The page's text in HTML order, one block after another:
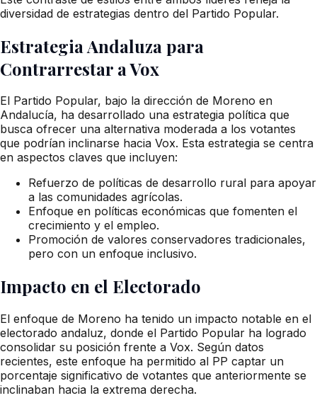
diversidad de estrategias dentro del Partido Popular.
Estrategia Andaluza para
Contrarrestar a Vox
El Partido Popular, bajo la dirección de Moreno en
Andalucía, ha desarrollado una estrategia política que
busca ofrecer una alternativa moderada a los votantes
que podrían inclinarse hacia Vox. Esta estrategia se centra
en aspectos claves que incluyen:
Refuerzo de políticas de desarrollo rural para apoyar
a las comunidades agrícolas.
Enfoque en políticas económicas que fomenten el
crecimiento y el empleo.
Promoción de valores conservadores tradicionales,
pero con un enfoque inclusivo.
Impacto en el Electorado
El enfoque de Moreno ha tenido un impacto notable en el
electorado andaluz, donde el Partido Popular ha logrado
consolidar su posición frente a Vox. Según datos
recientes, este enfoque ha permitido al PP captar un
porcentaje significativo de votantes que anteriormente se
inclinaban hacia la extrema derecha.